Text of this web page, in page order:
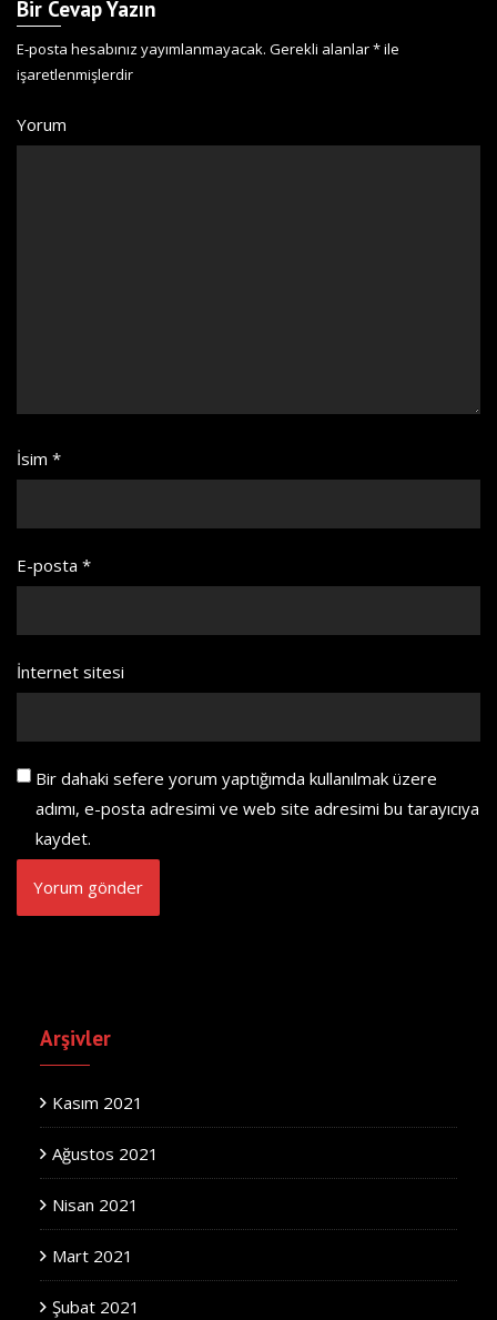
Bir Cevap Yazın
E-posta hesabınız yayımlanmayacak. Gerekli alanlar*ile
işaretlenmişlerdir
Yorum
İsim *
E-posta *
İnternet sitesi
Bir dahaki sefere yorum yaptığımda kullanılmak üzere
adımı, e-posta adresimi ve web site adresimi bu tarayıcıya
kaydet.
Arşivler
Kasım 2021
Ağustos 2021
Nisan 2021
Mart 2021
Şubat 2021